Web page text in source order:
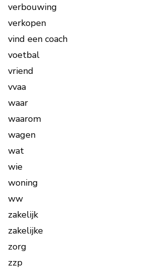
verbouwing
verkopen
vind een coach
voetbal
vriend
vvaa
waar
waarom
wagen
wat
wie
woning
ww
zakelijk
zakelijke
zorg
zzp